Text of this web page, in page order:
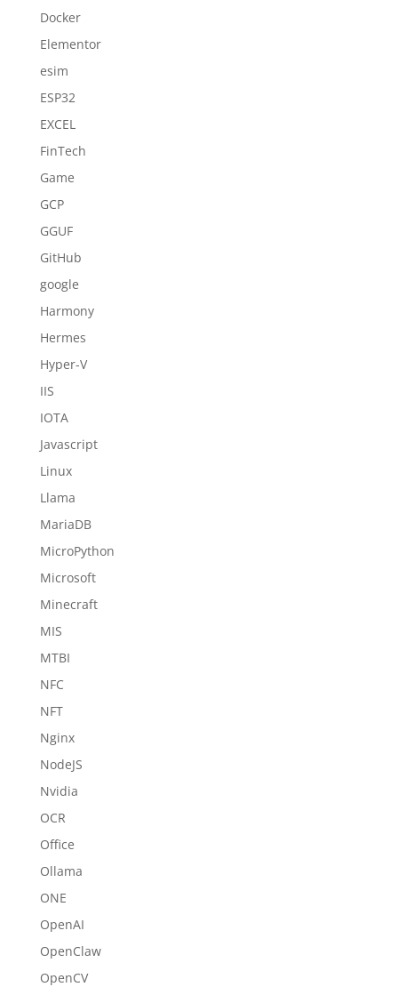
Docker
Elementor
esim
ESP32
EXCEL
FinTech
Game
GCP
GGUF
GitHub
google
Harmony
Hermes
Hyper-V
IIS
IOTA
Javascript
Linux
Llama
MariaDB
MicroPython
Microsoft
Minecraft
MIS
MTBI
NFC
NFT
Nginx
NodeJS
Nvidia
OCR
Office
Ollama
ONE
OpenAI
OpenClaw
OpenCV